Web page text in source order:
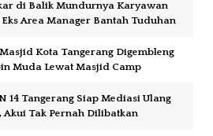
di Balik Mundurnya Karyawan
Area Manager Bantah Tuduhan
Kota Tangerang Digembleng
Muda Lewat Masjid Camp
14 Tangerang Siap Mediasi Ulang
Akui Tak Pernah Dilibatkan